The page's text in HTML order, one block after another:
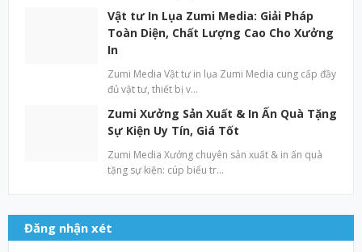
Vật tư In Lụa Zumi Media: Giải Pháp
Toàn Diện, Chất Lượng Cao Cho Xưởng
In
Zumi Media Vật tư in lụa Zumi Media cung cấp đầy
đủ vật tư, thiết bị v…
Zumi Xưởng Sản Xuất & In Ấn Quà Tặng
Sự Kiện Uy Tín, Giá Tốt
Zumi Media Xưởng chuyên sản xuất & in ấn quà
tặng sự kiện: cúp biểu tr…
Đăng nhận xét